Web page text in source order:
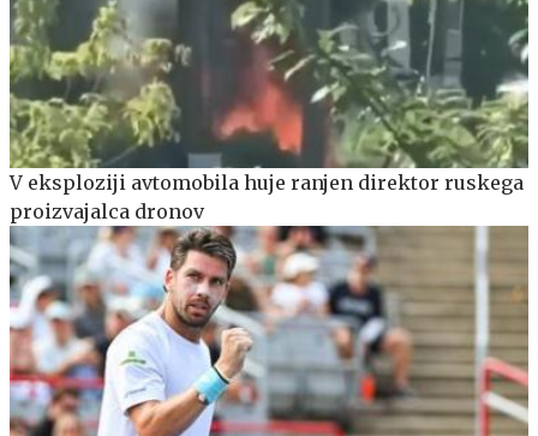
V eksploziji avtomobila huje ranjen direktor ruskega
proizvajalca dronov